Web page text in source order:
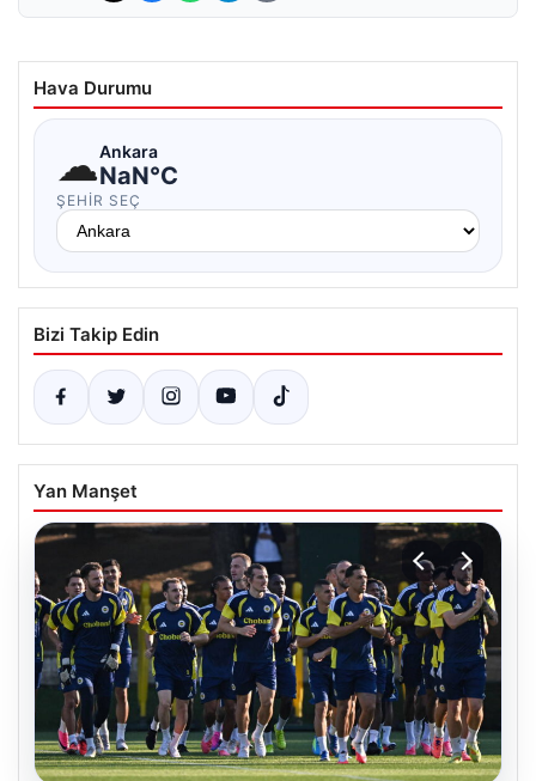
Hava Durumu
☁Ankara
NaN°C
ŞEHIR SEÇ
Bizi Takip Edin
Yan Manşet